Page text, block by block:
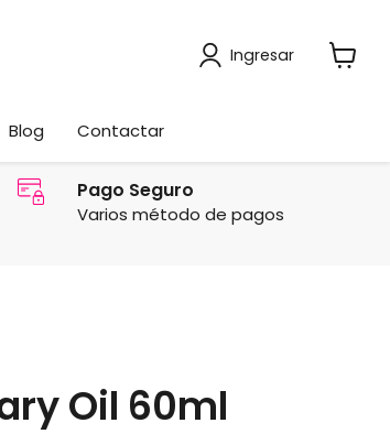
Ingresar
Blog Contactar
Pago Seguro
Varios método de pagos
Oil 60ml